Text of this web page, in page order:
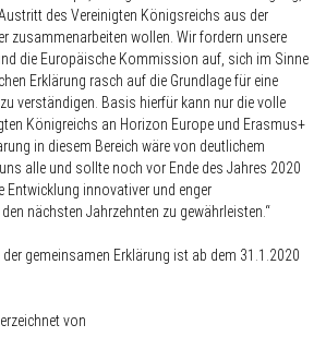
des Vereinigten Königsreichs aus der
zusammenarbeiten wollen. Wir fordern unsere
die Europäische Kommission auf, sich im Sinne
Erklärung rasch auf die Grundlage für eine
verständigen. Basis hierfür kann nur die volle
Königreichs an Horizon Europe und Erasmus+
in diesem Bereich wäre von deutlichem
alle und sollte noch vor Ende des Jahres 2020
Entwicklung innovativer und enger
nächsten Jahrzehnten zu gewährleisten.“
gemeinsamen Erklärung ist ab dem 31.1.2020
von